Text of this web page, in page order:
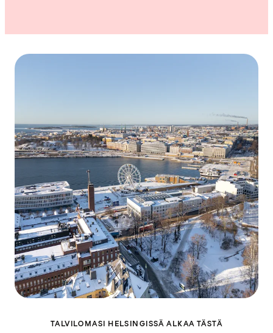
TALVILOMASI HELSINGISSÄ ALKAA TÄSTÄ